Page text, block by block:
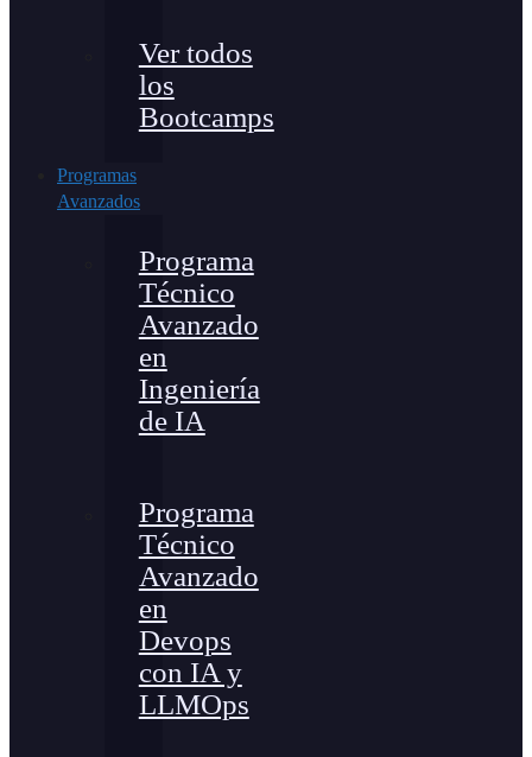
Ver todos
los
Bootcamps
Programas
Avanzados
Programa
Técnico
Avanzado
en
Ingeniería
de IA
Programa
Técnico
Avanzado
en
Devops
con IA y
LLMOps